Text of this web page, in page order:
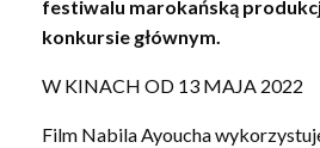
festiwalu marokańską
konkursie głównym.
W KINACH OD 13 MAJA 2022
Film Nabila Ayoucha